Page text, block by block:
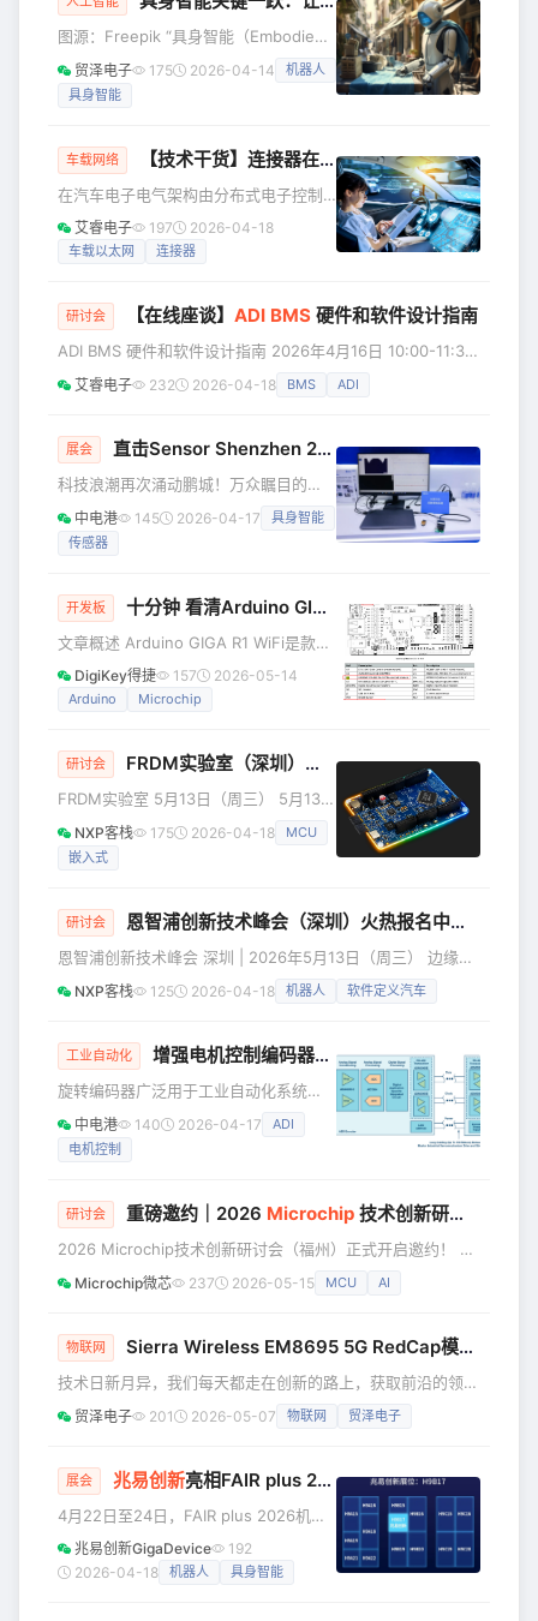
推动数据中心向高效、低碳方向发展。 最新的市场趋势报
告，概述数据中心的基础信息，分析AI加速与能源优化如何驱
动数据中心
图源：Freepik “具身智能（Embodied
Intelligence）”这个多少有点抽象的名
词在过去一年里出镜率极高。2025年更
器人闹春晚的名场面：从行云流水的武
术功夫，到盘核桃、捡玻璃碎片、货架
取物等精细化操作，再到生活化的叠衣
服、串烤肠，他们全都轻松拿捏，动作
灵巧且自然拟人。这进一步推高具身智
贸泽电子 175 2026-04-14
机器人
具身智能
车载网络 【技术干货】连接器在汽车电子的域控制单元扮
在汽车电子电气架构由分布式电子控制
单元（ECU）走向域控制单元（Domain
Control Unit, DCU）的演进过程中，连
全与整车可制造性的关键元器件。本文
的核心角色，以及Molex（莫仕）
DuraClik连接器的产品特性与优势。 连
色 从系统层
艾睿电子 197 2026-04-18
车载以太网 连接器
研讨会 【在线座谈】 ADI BMS 硬件和软件设计指南
ADI BMS 硬件和软件设计指南 2026年4月16日 10:00-11:30
座谈简介 作为电池管理领域的领先企业，ADI 深耕 BMS 应用
案和设计参考。本次研讨会将分享 ADI 在 BMS 系统设计中的
应用经验与挑战，涵盖系统设计的关键环节，包括通信、测
量、诊断以及软件工具，同时讨
艾睿电子 232 2026-04-18 BMS ADI
展会 直击Sensor Shenzhen 2026！ ADI前沿传感技术与
科技浪潮再次涌动鹏城！万众瞩目的
Sensor Shenzhen 2026盛大开幕，全
球传感器产业链的知名企业齐聚于此，
能感知与系统级控制方案重磅亮相，从
机器人的精密运动到新能源的安全监
控，为各领域的数智化跃升注入强劲动
能。 ADI展位号7B355 具身智能与精密
运动控制 伴随通用机器人与高精密工业
中电港 145 2026-04-17
具身智能
传感器
开发板 十分钟 看清Arduino GIGA R1 WiFi开发板的无线功能及Wi-Fi 特性
文章概述 Arduino GIGA R1 WiFi是款集
成板载 Wi-Fi®
和 Bluetooth®connectivity 的Mega 形
**（核心芯片为 Cypress
议独立或协同工作，适用于 IoT 通信、
远程控制、数据传输等场景。 以下是无
线功能的详细解析： 一、核心
DigiKey得捷 157 2026-05-14
Arduino Microchip
研讨会 FRDM实验室（深圳）火热报名中：参会可领免费开发板，速来！
FRDM实验室 5月13日（周三） 5月13
日，恩智浦FRDM实验室就要在深圳和大
家见面啦！ FRDM实验室是一个专为工
FRDM开发板支持从原型设计到产品生产
的全过程，助力您解锁工业、物联网及
汽车领域可信边缘智能设计的无限可
能。 诚邀您莅临FRDM实验室，活动中
知 与恩智浦家直接沟通，实
NXP客栈 175 2026-04-18
MCU
嵌入式
研讨会 恩智浦创新技术峰会（深圳）火热报名中，别错过！
恩智浦创新技术峰会 深圳 | 2026年5月13日（周三） 边缘
AI、机器人和软件定义汽车……驱动这些风口应用，需要哪些
经验，聚焦汽车电子架构、汽车雷达、电气化、互联汽车、边
缘AI、机器人、工厂自动化、电力与能源管理、医疗健康等热
门应用领域。大会将通过专家主题演讲、深度技术培训、实践
课
NXP客栈 125 2026-04-18 机器人 软件定义汽车
工业自动化 增强电机控制编码器应用的通信可靠性和性能
旋转编码器广泛用于工业自动化系统
中。此类编码器的典型应用是电力机
械，其中编码器连接到旋转轴，从而向
断和参数配置等其他特性也很常见。图1
显示了一个电机控制信号链，其利用RS-
485收发器和微处理器连接绝对编码器
（ABS编码器）从机和工业伺服驱动器
伺服驱动器和ABS编码器之间的RS-485
通信链路通
中电港 140 2026-04-17
ADI
电机控制
研讨会 重磅邀约｜2026 Microchip 技术创新研讨会（福州），与您共探 AI 与汽车工业新机遇
2026 Microchip技术创新研讨会（福州）正式开启邀约！ 本
次研讨会将聚焦AI与汽车、工业技术的深度融合，深挖行业变
革带来的全新发展机遇，诚邀行业同仁、研发工程师、企业技
同探索智能、互联、安全领域的未来发展新方向。 本场技术
换 ✅ AI时代MCU / MPU的开发新模式
Microchip微芯 237 2026-05-15 MCU AI
物联网 Sierra Wireless EM8695 5G RedCap模块在贸泽开售
技术日新月异，我们每天都走在创新的路上，获取前沿的领域
知识，并转化为自己的成果，创造出更适合用户的产品。在这
报，请及时查收： 面向工业、消费及物联网应用 贸泽电子开
售Sierra Wireless/Semtech推出的新款EM8695 5G
RedCap模块。EM8695模块为无线工业传感器、
贸泽电子 201 2026-05-07 物联网 贸泽电子
展会 兆易创新亮相FAIR plus 2026，全栈芯片赋能具身智能
4月22日至24日，FAIR plus 2026机器
人全产业链接会将在深圳会展中心（福
田）9号馆盛大启幕。作为世界级机器人
兆易创新GigaDevice
192
2026-04-18
机器人 具身智能